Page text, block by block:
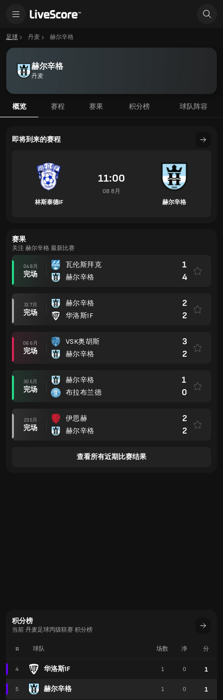
足球 丹麦 赫尔辛格
赫尔辛格
丹麦
概览 赛程 赛果 积分榜 球队阵容
即将到来的赛程
林斯泰德IF
11:00
08 8月
赫尔辛格
赛果
关注 赫尔辛格 最新比赛
04 8月
完场
瓦伦斯拜克
赫尔辛格
1
4
31 7月
完场
赫尔辛格
华洛斯IF
2
2
06 6月
完场
VSK奥胡斯
赫尔辛格
3
2
30 5月
完场
赫尔辛格
布拉布兰德
1
0
23 5月
完场
伊思赫
赫尔辛格
2
2
查看所有近期比赛结果
积分榜
当前 丹麦足球丙级联赛 积分榜
# 球队
4 华洛斯IF
5 赫尔辛格
场数 净 分
1 0 1
1 0 1